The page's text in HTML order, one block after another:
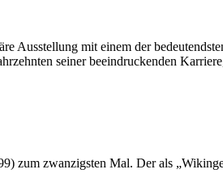
Ausstellung mit einem der
seiner beeindruckenden
zum zwanzigsten Mal. Der als